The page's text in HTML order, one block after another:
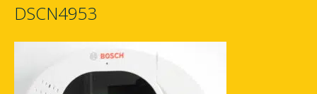
DSCN4953